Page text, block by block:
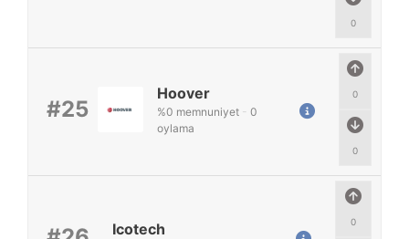
0
#25
0
0
Hoover
%0 memnuniyet - 0
oylama
0
Icotech